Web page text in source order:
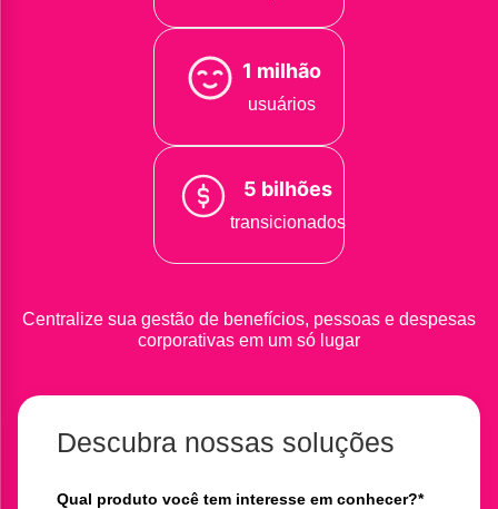
1 milhão
usuários
5 bilhões
transicionados
Centralize sua gestão de benefícios, pessoas e despesas
corporativas em um só lugar
Descubra nossas soluções
Qual produto você tem interesse em conhecer?*